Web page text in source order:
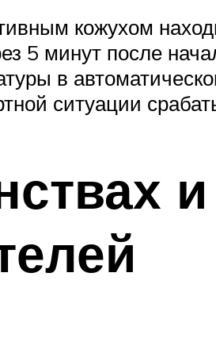
кожухом
5 минут после
в
ситуации